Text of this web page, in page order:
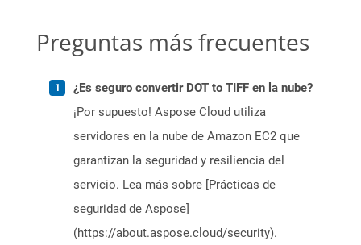
Preguntas más frecuentes
¿Es seguro convertir DOT to TIFF en la nube?
¡Por supuesto! Aspose Cloud utiliza
servidores en la nube de Amazon EC2 que
garantizan la seguridad y resiliencia del
servicio. Lea más sobre [Prácticas de
seguridad de Aspose]
(https://about.aspose.cloud/security).